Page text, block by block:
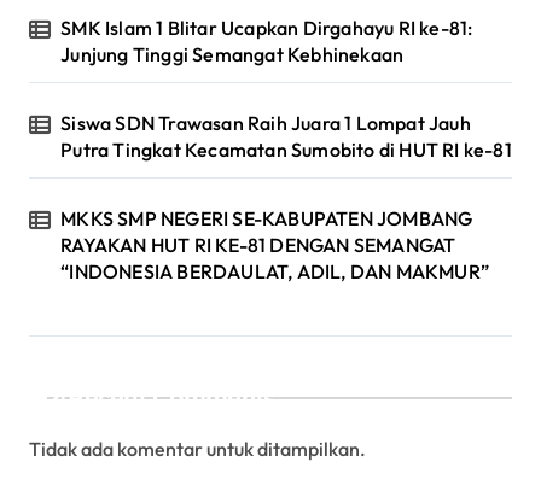
SMK Islam 1 Blitar Ucapkan Dirgahayu RI ke-81:
Junjung Tinggi Semangat Kebhinekaan
Siswa SDN Trawasan Raih Juara 1 Lompat Jauh
Putra Tingkat Kecamatan Sumobito di HUT RI ke-81
MKKS SMP NEGERI SE-KABUPATEN JOMBANG
RAYAKAN HUT RI KE-81 DENGAN SEMANGAT
“INDONESIA BERDAULAT, ADIL, DAN MAKMUR”
Recent Comments
Tidak ada komentar untuk ditampilkan.